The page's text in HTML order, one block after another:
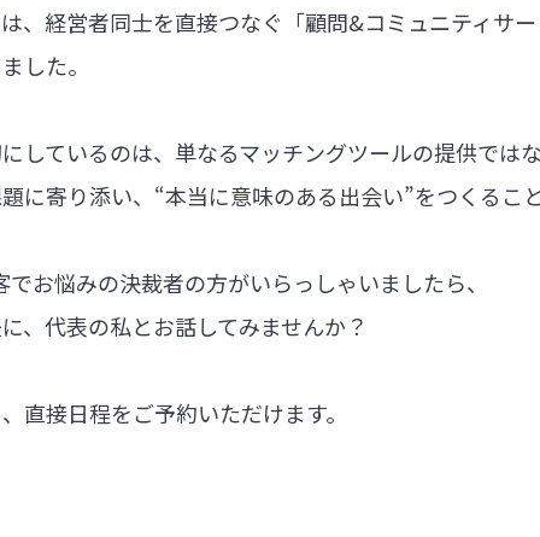
、経営者同士を直接つなぐ「顧問&コミュニティサ
した。
しているのは、単なるマッチングツールの提供では
に寄り添い、“本当に意味のある出会い”をつくるこ
お悩みの決裁者の方がいらっしゃいましたら、
、代表の私とお話してみませんか？
直接日程をご予約いただけます。